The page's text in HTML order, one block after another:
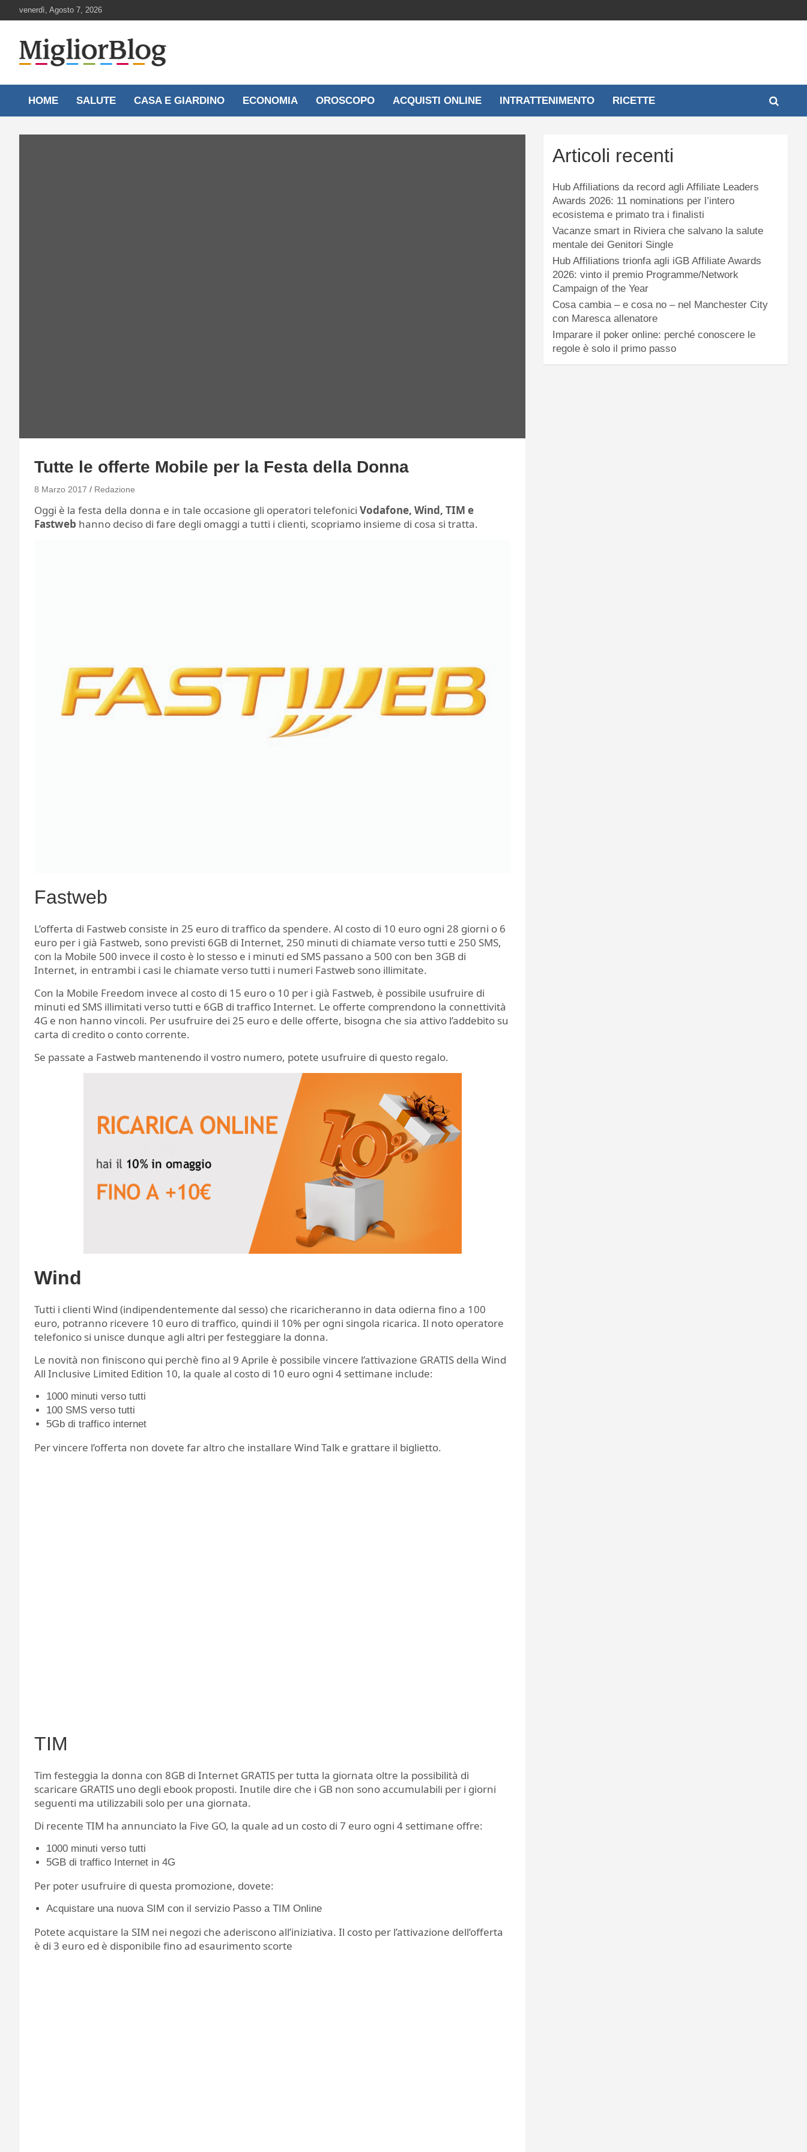
to
venerdì, Agosto 7, 2026
MigliorBlog.it
HOME SALUTE CASA E GIARDINO ECONOMIA OROSCOPO ACQUISTI ONLINE INTRATTENIMENTO RICETTE
Tutte le offerte Mobile per la Festa della Donna
8 Marzo 2017 Redazione
Oggi è la festa della donna e in tale occasione gli operatori telefonici Vodafone, Wind, TIM e
Fastweb hanno deciso di fare degli omaggi a tutti i clienti, scopriamo insieme di cosa si tratta.
Fastweb
L’offerta di Fastweb consiste in 25 euro di traffico da spendere. Al costo di 10 euro ogni 28 giorni o 6
euro per i già Fastweb, sono previsti 6GB di Internet, 250 minuti di chiamate verso tutti e 250 SMS,
con la Mobile 500 invece il costo è lo stesso e i minuti ed SMS passano a 500 con ben 3GB di
Internet, in entrambi i casi le chiamate verso tutti i numeri Fastweb sono illimitate.
Con la Mobile Freedom invece al costo di 15 euro o 10 per i già Fastweb, è possibile usufruire di
minuti ed SMS illimitati verso tutti e 6GB di traffico Internet. Le offerte comprendono la connettività
4G e non hanno vincoli. Per usufruire dei 25 euro e delle offerte, bisogna che sia attivo l’addebito su
carta di credito o conto corrente.
Se passate a Fastweb mantenendo il vostro numero, potete usufruire di questo regalo.
Wind
Tutti i clienti Wind (indipendentemente dal sesso) che ricaricheranno in data odierna fino a 100
euro, potranno ricevere 10 euro di traffico, quindi il 10% per ogni singola ricarica. Il noto operatore
telefonico si unisce dunque agli altri per festeggiare la donna.
Le novità non finiscono qui perchè fino al 9 Aprile è possibile vincere l’attivazione GRATIS della Wind
All Inclusive Limited Edition 10, la quale al costo di 10 euro ogni 4 settimane include:
1000 minuti verso tutti
100 SMS verso tutti
5Gb di traffico internet
Per vincere l’offerta non dovete far altro che installare Wind Talk e grattare il biglietto.
TIM
Tim festeggia la donna con 8GB di Internet GRATIS per tutta la giornata oltre la possibilità di
scaricare GRATIS uno degli ebook proposti. Inutile dire che i GB non sono accumulabili per i giorni
seguenti ma utilizzabili solo per una giornata.
Di recente TIM ha annunciato la Five GO, la quale ad un costo di 7 euro ogni 4 settimane offre:
1000 minuti verso tutti
5GB di traffico Internet in 4G
Per poter usufruire di questa promozione, dovete:
Acquistare una nuova SIM con il servizio Passo a TIM Online
Potete acquistare la SIM nei negozi che aderiscono all’iniziativa. Il costo per l’attivazione dell’offerta
è di 3 euro ed è disponibile fino ad esaurimento scorte
Articoli recenti
Hub Affiliations da record agli Affiliate Leaders
Awards 2026: 11 nominations per l’intero
ecosistema e primato tra i finalisti
Vacanze smart in Riviera che salvano la salute
mentale dei Genitori Single
Hub Affiliations trionfa agli iGB Affiliate Awards
2026: vinto il premio Programme/Network
Campaign of the Year
Cosa cambia – e cosa no – nel Manchester City
con Maresca allenatore
Imparare il poker online: perché conoscere le
regole è solo il primo passo